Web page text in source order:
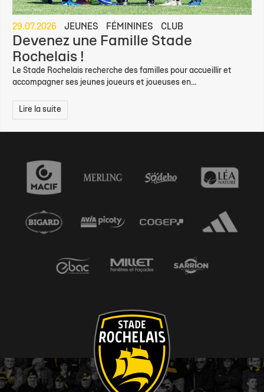
29.07.2026 JEUNES FÉMININES CLUB
Devenez une Famille Stade
Rochelais !
Le Stade Rochelais recherche des familles pour accueillir et
accompagner ses jeunes joueurs et joueuses en...
Lire la suite